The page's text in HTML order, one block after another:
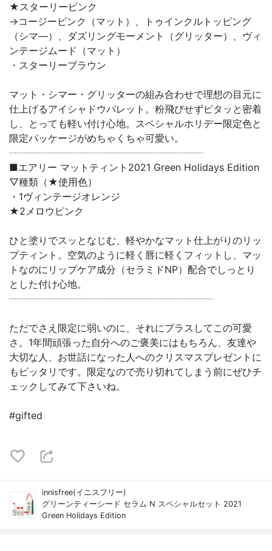
★スターリーピンク
→コージーピンク（マット）、トゥインクルトッピング
（シマ―）、ダズリングモーメント（グリッター）、ヴィ
ンテージムード（マット）
・スターリーブラウン
マット・シマー・グリッターの組み合わせで理想の目元に
仕上げるアイシャドウパレット。粉飛びせずピタッと密着
し、とっても軽い付け心地。スペシャルホリデー限定色と
限定パッケージがめちゃくちゃ可愛い。
┈┈┈┈┈┈┈┈┈┈┈┈┈┈┈┈┈┈┈┈
■エアリー マットティント2021 Green Holidays Edition
▽種類（★使用色）
・1ヴィンテージオレンジ
★2メロウピンク
ひと塗りでスッとなじむ、軽やかなマット仕上がりのリッ
プティント。空気のように軽く唇に軽くフィットし、マッ
トなのにリップケア成分（セラミドNP）配合でしっとり
とした付け心地。
┈┈┈┈┈┈┈┈┈┈┈┈┈┈┈┈┈┈┈┈┈
ただでさえ限定に弱いのに、それにプラスしてこの可愛
さ。1年間頑張った自分へのご褒美にはもちろん、友達や
大切な人、お世話になった人へのクリスマスプレゼントに
もピッタリです。限定なので売り切れてしまう前にぜひチ
ェックしてみて下さいね。
#gifted
innisfree(イニスフリー)
グリーンティーシード セラム N スペシャルセット 2021
Green Holidays Edition